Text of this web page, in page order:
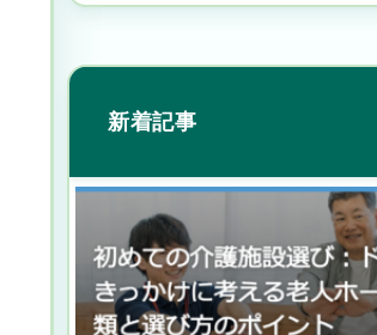
新着記事